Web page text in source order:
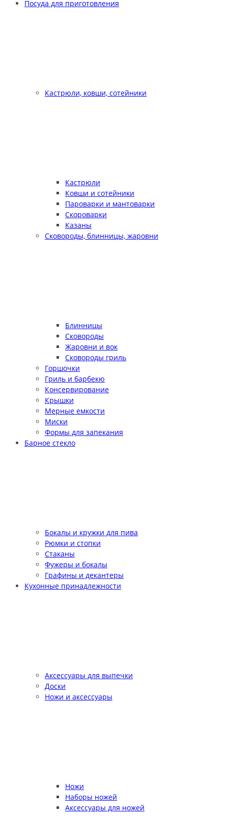
Посуда для приготовления
Кастрюли, ковши, сотейники
Кастрюли
Ковши и сотейники
Пароварки и мантоварки
Скороварки
Казаны
Сковороды, блинницы, жаровни
Блинницы
Сковороды
Жаровни и вок
Сковороды гриль
Горшочки
Гриль и барбекю
Консервирование
Крышки
Мерные емкости
Миски
Формы для запекания
Барное стекло
Бокалы и кружки для пива
Рюмки и стопки
Стаканы
Фужеры и бокалы
Графины и декантеры
Кухонные принадлежности
Аксессуары для выпечки
Доски
Ножи и аксессуары
Ножи
Наборы ножей
Аксессуары для ножей